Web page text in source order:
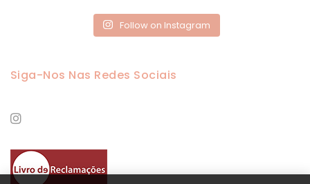
Follow on Instagram
Siga-Nos Nas Redes Sociais